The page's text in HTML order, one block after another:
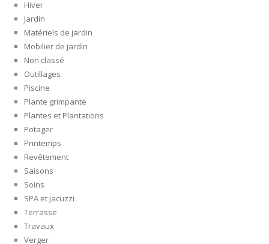
Hiver
Jardin
Matériels de jardin
Mobilier de jardin
Non classé
Outillages
Piscine
Plante grimpante
Plantes et Plantations
Potager
Printemps
Revêtement
Saisons
Soins
SPA et jacuzzi
Terrasse
Travaux
Verger